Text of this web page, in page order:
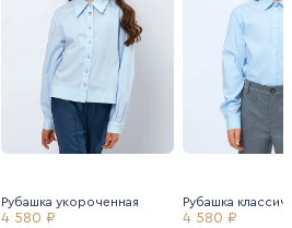
Рубашка укороченная
4 580 ₽
Рубашка
4 580 ₽